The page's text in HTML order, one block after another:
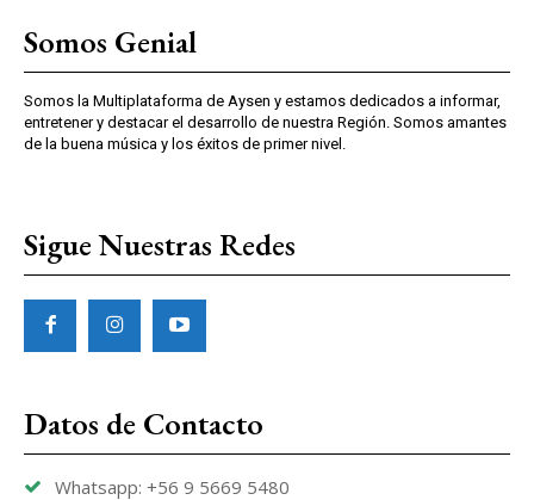
Somos Genial
Somos la Multiplataforma de Aysen y estamos dedicados a informar,
entretener y destacar el desarrollo de nuestra Región. Somos amantes
de la buena música y los éxitos de primer nivel.
Sigue Nuestras Redes
Datos de Contacto
Whatsapp: +56 9 5669 5480